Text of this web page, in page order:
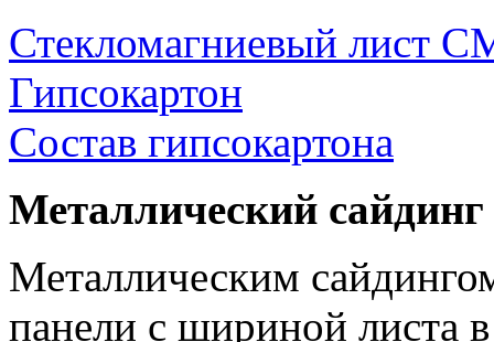
Стекломагниевый лист
Гипсокартон
Состав гипсокартона
Металлический сайдинг
Металлическим
панели с шириной листа